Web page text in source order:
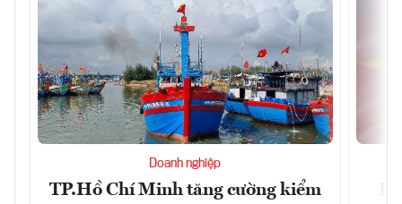
Doanh nghiệp
TP.Hồ Chí Minh tăng cường kiểm